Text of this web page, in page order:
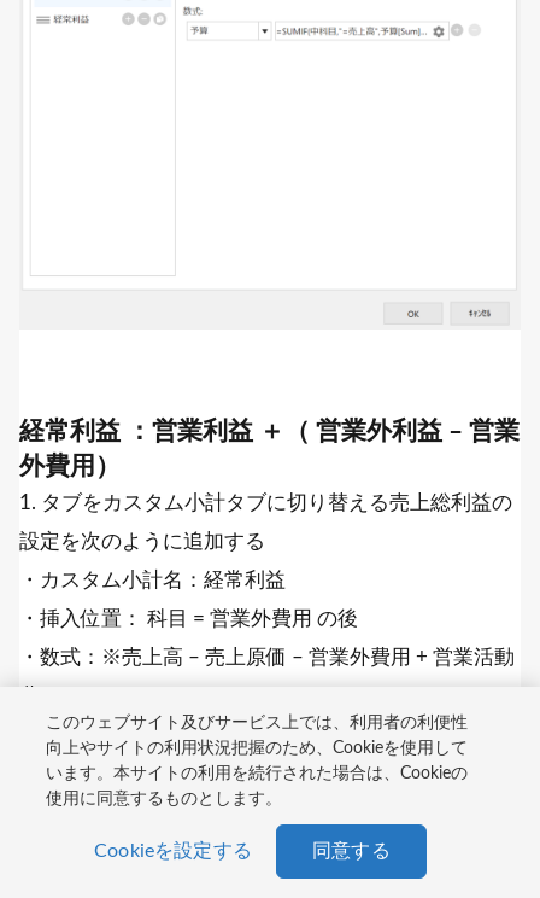
経常利益 ：営業利益 ＋（ 営業外利益 – 営業
外費用）
1. タブをカスタム小計タブに切り替える売上総利益の
設定を次のように追加する
・カスタム小計名：経常利益
・挿入位置： 科目 = 営業外費用 の後
・数式：※売上高 – 売上原価 – 営業外費用 + 営業活動
SUMIF (中科目, "=売上高",予算[Sum]) -SUMIF
科目,"=売上原価",予算[Sum]) - (SUMIF(中科
目,"=給料手当" ,予算[ Sum
役員報酬",予算[Sum]) + SUMIF(中科目,
このウェブサイト及びサービス上では、利用者の利便性
向上やサイトの利用状況把握のため、Cookieを使用して
います。本サイトの利用を続行された場合は、Cookieの
使用に同意するものとします。
Cookieを設定する 同意する